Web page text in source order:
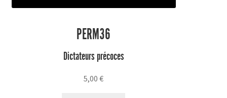
PERM36
Dictateurs précoces
5,00€